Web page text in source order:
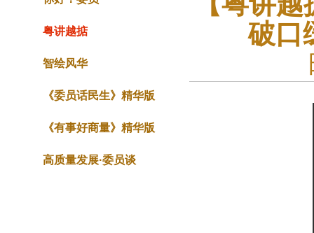
粤讲越掂
智绘风华
《委员话民生》精华版
《有事好商量》精华版
高质量发展·委员谈
破口